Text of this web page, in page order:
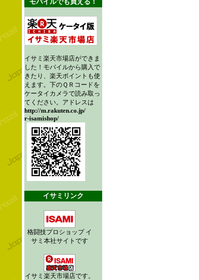
モバイルでも買える！
イサミ楽天市場店ができま
した！モバイルから購入で
きたり、楽天ポイントも使
えます。下のＱＲコードを
ケータイカメラで読み取っ
てください。アドレスは
http://m.rakuten.co.jp/
r-isamishop/
イサミリンク
格闘技プロショップ イ
サミ本社サイトです
イサミ楽天市場店です。